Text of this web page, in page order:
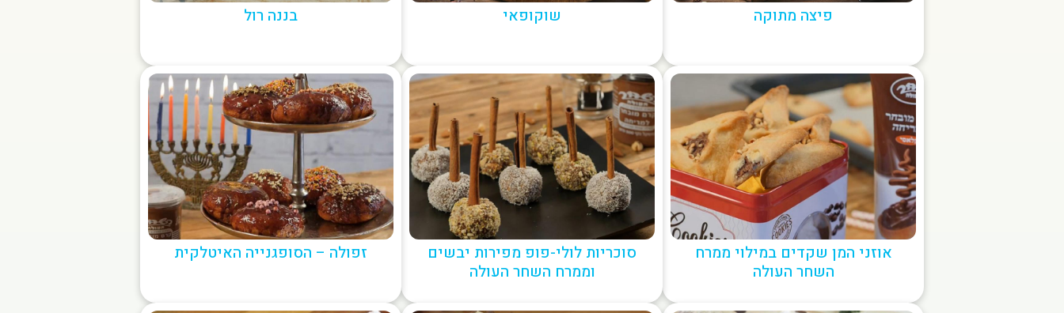
פיצה מתוקה שוקופאי בננה רול
אוזני המן שקדים במילוי ממרח
השחר העולה
סוכריות לולי-פופ מפירות יבשים
וממרח השחר העולה
זפולה – הסופגנייה האיטלקית